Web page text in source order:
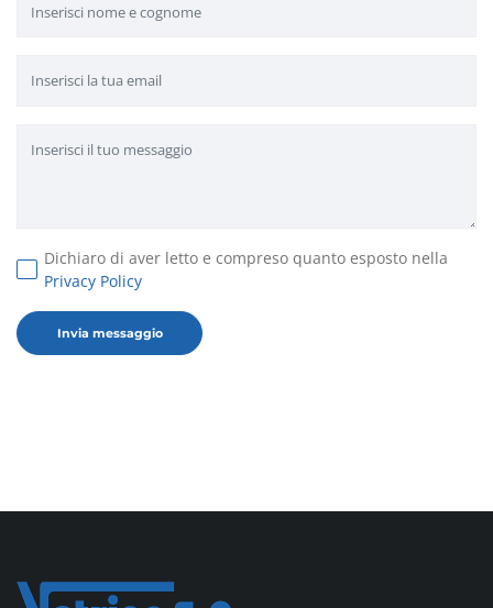
Dichiaro di aver letto e compreso quanto esposto nella
Privacy Policy